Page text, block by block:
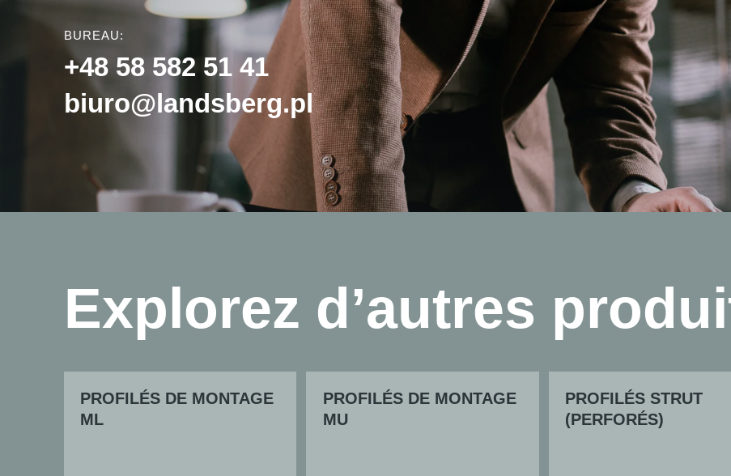
BUREAU:
+48 58 582 51 41
biuro@landsberg.pl
Explorez d’autres
PROFILÉS DE MONTAGE
ML
PROFILÉS DE MONTAGE
MU
PROFILÉS STRUT
(PERFORÉS)